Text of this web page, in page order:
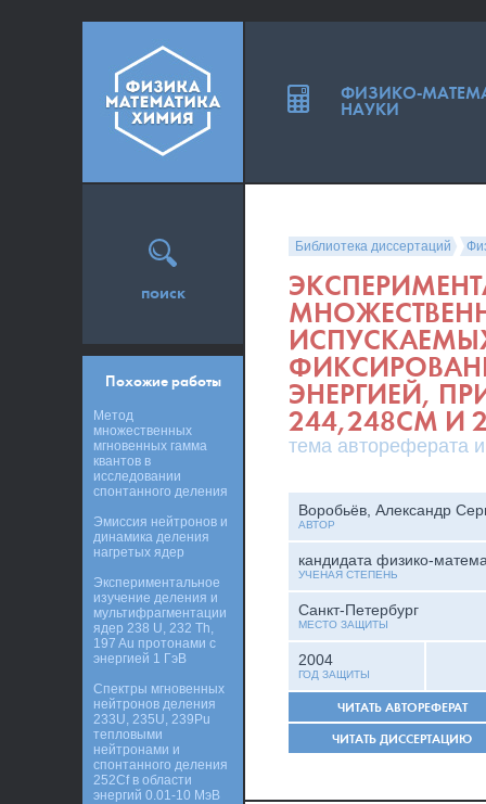
Библиотека диссертаций
ЭНЕРГИЕЙ,
244,248CM И
тема автореферата
Воробьёв, Александр
АВТОР
кандидата физико-
УЧЕНАЯ СТЕПЕНЬ
Санкт-Петербург
МЕСТО ЗАЩИТЫ
2004
ГОД ЗАЩИТЫ
ЧИТАТЬ АВТОРЕФЕРАТ
ЧИТАТЬ ДИССЕРТАЦИЮ
поиск
Похожие работы
Метод
множественных
мгновенных гамма
квантов в
исследовании
спонтанного деления
Эмиссия нейтронов и
динамика деления
нагретых ядер
Экспериментальное
изучение деления и
мультифрагментации
ядер 238 U, 232 Th,
197 Au протонами с
энергией 1 ГэВ
Спектры мгновенных
нейтронов деления
233U, 235U, 239Pu
тепловыми
нейтронами и
спонтанного деления
252Сf в области
энергий 0.01-10 МэВ
ФИЗИКО-
НАУКИ